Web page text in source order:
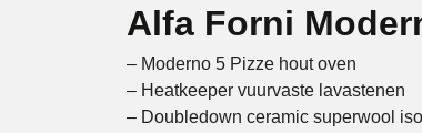
Alfa Forni
– Moderno 5 Pizze hout oven
– Heatkeeper vuurvaste lavastenen
– Doubledown ceramic superwool